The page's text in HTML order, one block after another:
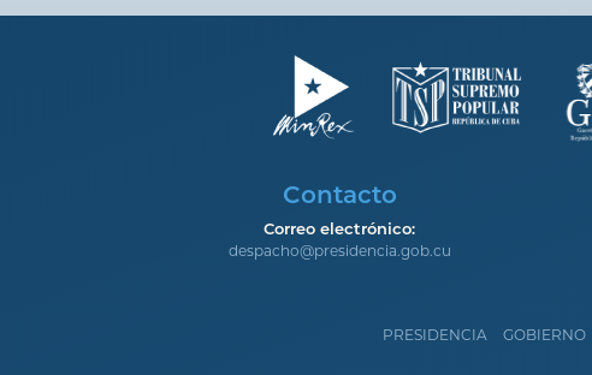
Contacto
Correo electrónico:
despacho@presidencia.gob.cu
PRESIDENCIA GOBIERNO